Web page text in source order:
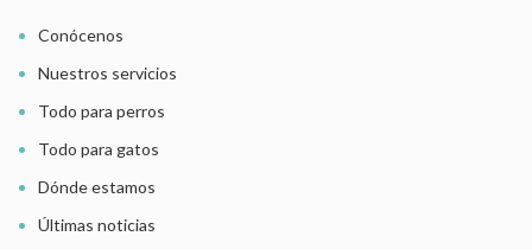
Conócenos
Nuestros servicios
Todo para perros
Todo para gatos
Dónde estamos
Últimas noticias